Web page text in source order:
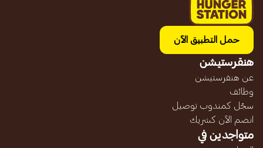
حمل التطبيق الآن
هنقرستيشن
عن هنقرستيشن
وظائف
سجّل كمندوب توصيل
انضم الآن كشريك
متواجدين في